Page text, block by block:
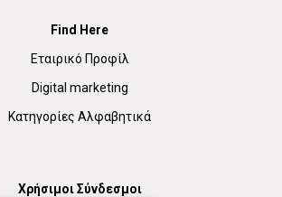
Find Here
Εταιρικό Προφίλ
Digital marketing
Κατηγορίες Αλφαβητικά
Χρήσιμοι Σύνδεσμοι